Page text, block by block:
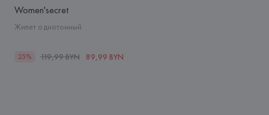
Women'secret
Жилет однотонный
25% 119,99 BYN 89,99 BYN